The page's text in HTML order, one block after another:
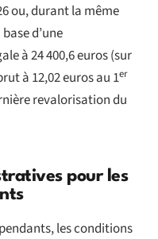
ou, durant la même
d’une
à 24 400,6 euros (sur
à 12,02 euros au 1er
revalorisation du
pour les
les conditions